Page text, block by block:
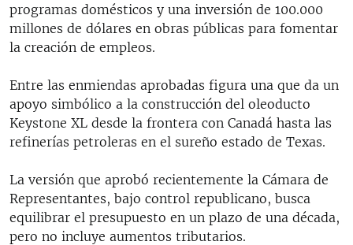
programas domésticos y una inversión de 100.000
millones de dólares en obras públicas para fomentar
la creación de empleos.
Entre las enmiendas aprobadas figura una que da un
apoyo simbólico a la construcción del oleoducto
Keystone XL desde la frontera con Canadá hasta las
refinerías petroleras en el sureño estado de Texas.
La versión que aprobó recientemente la Cámara de
Representantes, bajo control republicano, busca
equilibrar el presupuesto en un plazo de una década,
pero no incluye aumentos tributarios.